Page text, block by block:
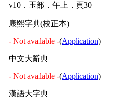
v10．玉部．午上．頁30
康熙字典(校正本)
- Not available -(Application)
中文大辭典
- Not available -(Application)
漢語大字典